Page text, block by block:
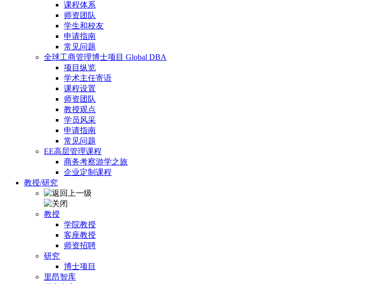
课程体系
师资团队
学生和校友
申请指南
常见问题
全球工商管理博士项目 Global DBA
项目纵览
学术主任寄语
课程设置
师资团队
教授观点
学员风采
申请指南
常见问题
EE高层管理课程
商务考察游学之旅
企业定制课程
教授/研究
教授
学院教授
客座教授
师资招聘
研究
博士项目
里昂智库